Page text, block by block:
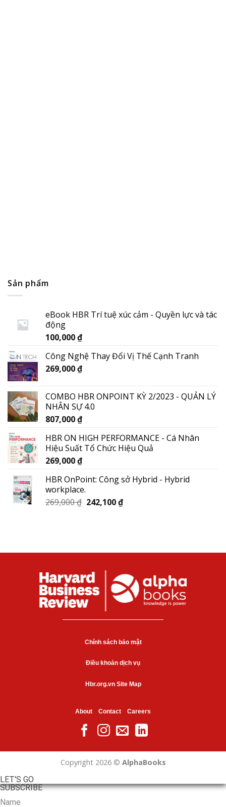
Sản phẩm
eBook HBR Trí tuệ xúc cảm - Quyền lực và tác
động
100,000₫
Công Nghệ Thay Đổi Vị Thế Cạnh Tranh
269,000₫
COMBO HBR ONPOINT KỲ 2/2023 - QUẢN LÝ
NHÂN SỰ 4.0
807,000₫
HBR ON HIGH PERFORMANCE - Cá Nhân
Hiệu Suất Tổ Chức Hiệu Quả
269,000₫
HBR OnPoint: Công sở Hybrid - Hybrid
workplace.
269,000₫ 242,100₫
Chính sách bảo mật
Điều khoản dịch vụ
Hbr.org.vn Site Map
About Contact Careers
Copyright 2026 © AlphaBooks
LET'S GO
SUBSCRIBE